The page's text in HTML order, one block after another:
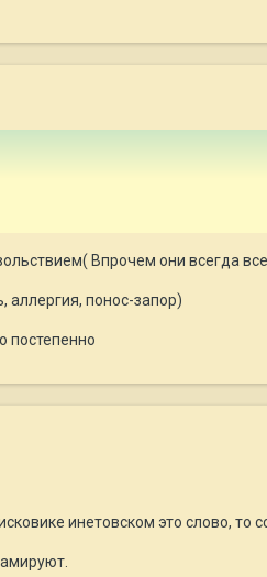
Впрочем они всегда
аллергия, понос-запор)
постепенно
инетовском это слово, то